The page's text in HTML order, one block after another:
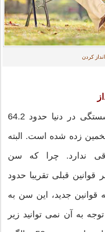
کردن
به صورت میانگین سن بازنشستگی در دنیا حدود 64.2
زنان تخمین زده شده است. البته
ندارد. چرا که سن
قبلی تقریبا حدود
قوانین جدید، این سن به
با توجه به آن نمی توانید زیر